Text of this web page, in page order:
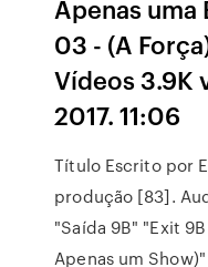
Apenas uma
03 - (A
Vídeos 3.9K
2017. 11:06
Título Escrito por
produção [83].
"Saída 9B" "Exit
Apenas um